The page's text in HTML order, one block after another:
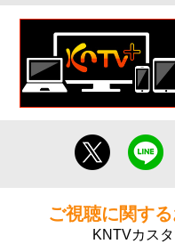
ご視聴に関す
KNTVカス